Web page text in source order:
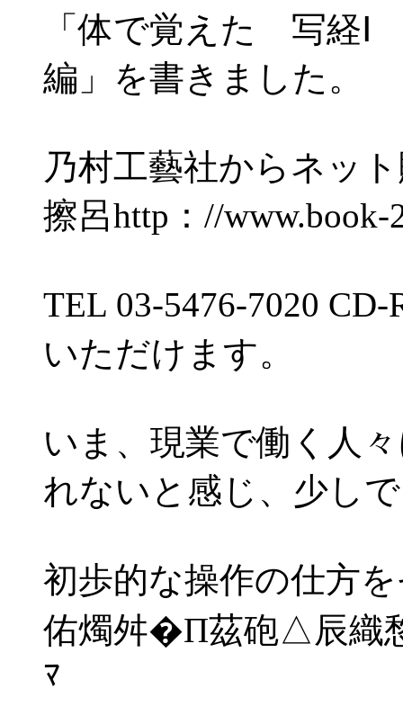
「体で覚えた 写経
編」を書きました。
乃村工藝社からネッ
擦呂http：//www.book-
TEL 03-5476-7020
いただけます。
いま、現業で働く人
れないと感じ、少し
初歩的な操作の仕方
佑燭舛�Π茲砲△辰織
ﾏ